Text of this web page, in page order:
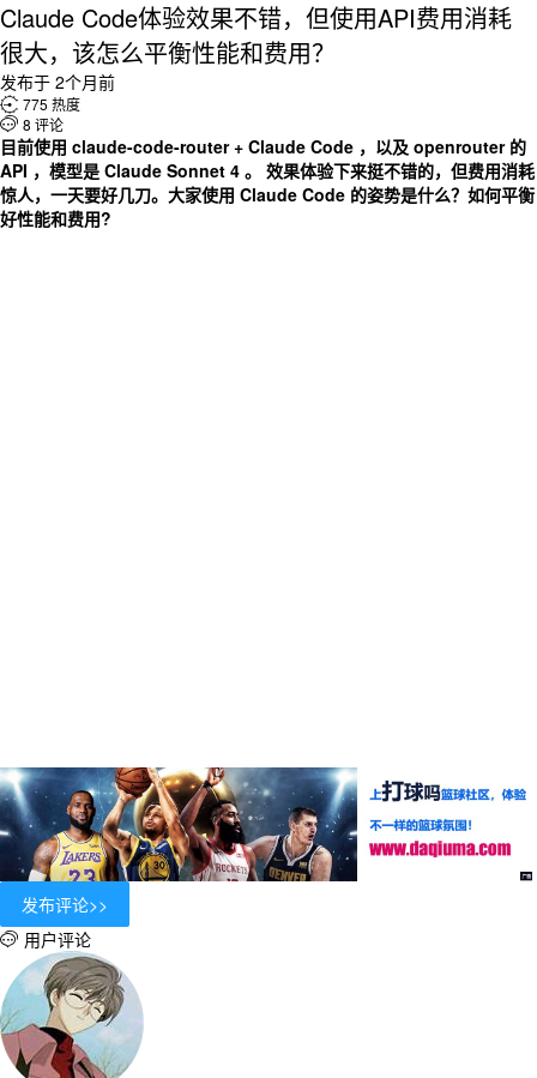
Claude Code体验效果不错，但使用API费用消耗
很大，该怎么平衡性能和费用？
发布于 2个月前
 775 热度
 8 评论
目前使用 claude-code-router + Claude Code ，以及 openrouter 的
API ，模型是 Claude Sonnet 4 。 效果体验下来挺不错的，但费用消耗
惊人，一天要好几刀。 大家使用 Claude Code 的姿势是什么？如何平衡
好性能和费用?
 用户评论